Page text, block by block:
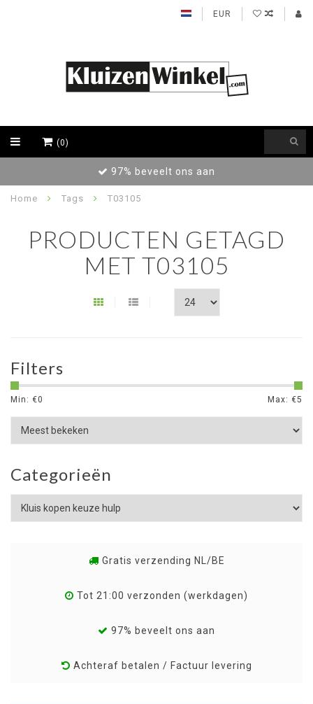
EUR
(0)
Achteraf betalen / Factuur
Home Tags T03105
PRODUCTEN GETAGD
MET T03105
Filters
Min: €0 Max: €5
Categorieën
Gratis verzending NL/BE
Tot 21:00 verzonden (werkdagen)
97% beveelt ons aan
Achteraf betalen / Factuur levering